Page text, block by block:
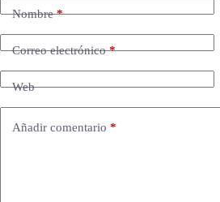
Nombre*
Correo electrónico*
Web
Añadir comentario *